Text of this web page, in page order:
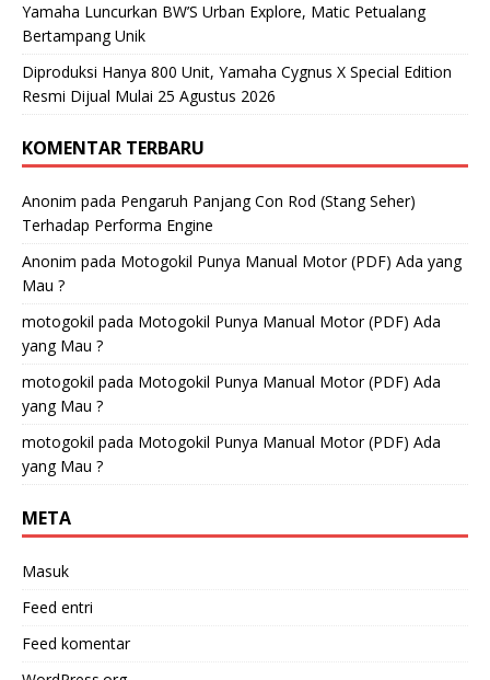
Yamaha Luncurkan BW’S Urban Explore, Matic Petualang
Bertampang Unik
Diproduksi Hanya 800 Unit, Yamaha Cygnus X Special Edition
Resmi Dijual Mulai 25 Agustus 2026
KOMENTAR TERBARU
Anonim pada Pengaruh Panjang Con Rod (Stang Seher)
Terhadap Performa Engine
Anonim pada Motogokil Punya Manual Motor (PDF) Ada yang
Mau ?
motogokil pada Motogokil Punya Manual Motor (PDF) Ada
yang Mau ?
motogokil pada Motogokil Punya Manual Motor (PDF) Ada
yang Mau ?
motogokil pada Motogokil Punya Manual Motor (PDF) Ada
yang Mau ?
META
Masuk
Feed entri
Feed komentar